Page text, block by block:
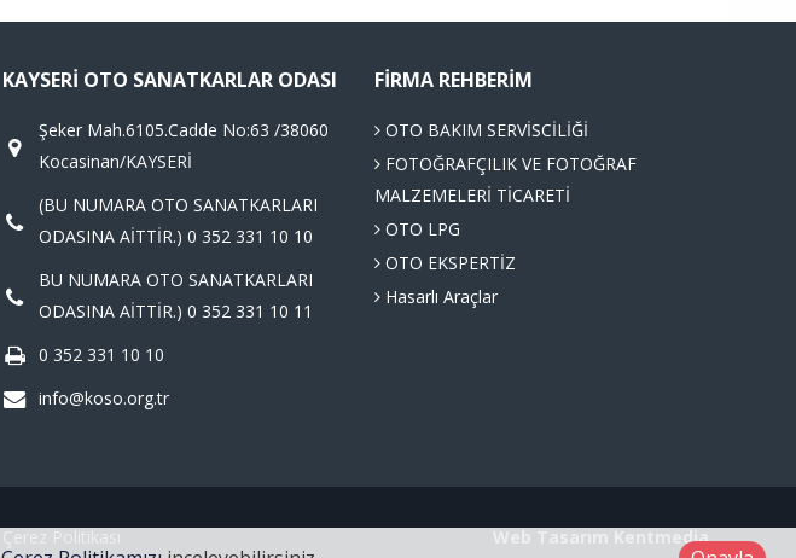
KAYSERI OTO SANATKARLAR ODASI
Şeker Mah.6105.Cadde No:63 /38060
Kocasinan/KAYSERİ
(BU NUMARA OTO SANATKARLARI
ODASINA AİTTİR.) 0 352 331 10 10
BU NUMARA OTO SANATKARLARI
ODASINA AİTTİR.) 0 352 331 10 11
0 352 331 10 10
info@koso.org.tr
FIRMA REHBERIM
OTO BAKIM SERVİSCİLİĞİ
FOTOĞRAFÇILIK VE FOTOĞRAF
MALZEMELERİ TİCARETİ
OTO LPG
OTO EKSPERTİZ
Hasarlı Araçlar
Kentmedia